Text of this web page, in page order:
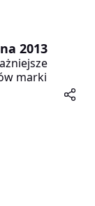
2013
marki